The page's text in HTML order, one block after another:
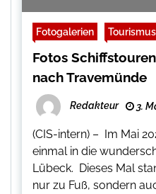
Fotogalerien Tourismus
Fotos
nach Travemünde
Redakteur 3.
(CIS-intern) – Im Mai
einmal in die
Lübeck. Dieses Mal
nur zu Fuß, sondern